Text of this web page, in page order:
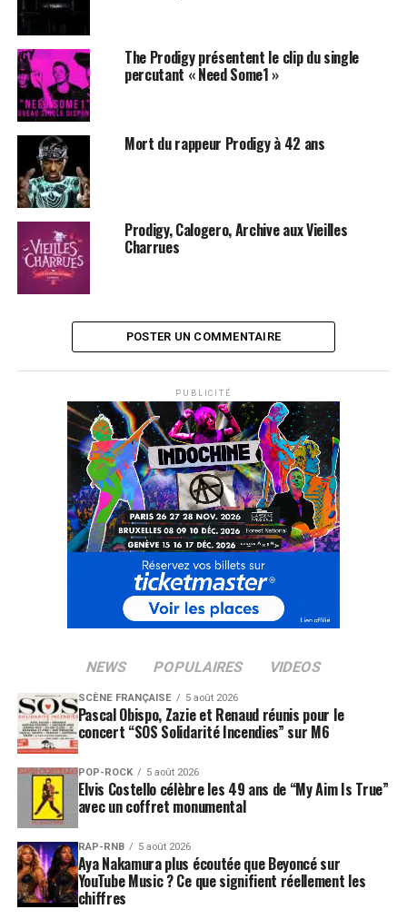
The Prodigy présentent le clip du single
percutant « Need Some1 »
Mort du rappeur Prodigy à 42 ans
Prodigy, Calogero, Archive aux Vieilles
Charrues
POSTER UN COMMENTAIRE
PUBLICITÉ
NEWS POPULAIRES VIDEOS
SCÈNE FRANÇAISE 5 août 2026
Pascal Obispo, Zazie et Renaud réunis pour le
concert “SOS Solidarité Incendies” sur M6
POP-ROCK 5 août 2026
Elvis Costello célèbre les 49 ans de “My Aim Is True”
avec un coffret monumental
RAP-RNB 5 août 2026
Aya Nakamura plus écoutée que Beyoncé sur
YouTube Music ? Ce que signifient réellement les
chiffres